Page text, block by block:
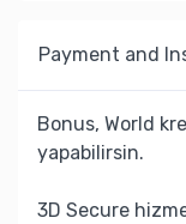
Payment and
Bonus, World
yapabilirsin.
3D Secure